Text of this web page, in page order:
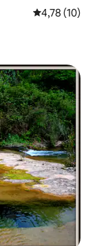
5 üzerinden
4,78 (10)